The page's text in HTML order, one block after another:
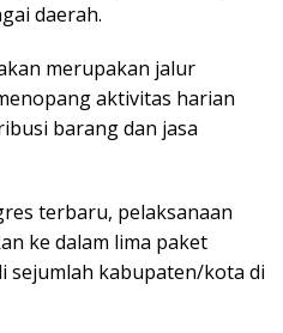
daerah.
merupakan jalur
aktivitas harian
barang dan jasa
terbaru, pelaksanaan
ke dalam lima paket
sejumlah kabupaten/kota di